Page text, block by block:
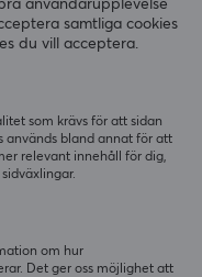
0%
0%
0%
användarupplevelse
samtliga cookies
du vill acceptera.
som krävs för att sidan
används bland annat för att
relevant innehåll för dig,
om hur
Det ger oss möjlighet att